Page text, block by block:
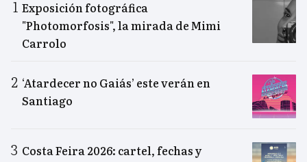
Exposición fotográfica
"Photomorfosis", la mirada de Mimi
Carrolo
‘Atardecer no Gaiás’ este verán en
Santiago
Costa Feira 2026: cartel, fechas y